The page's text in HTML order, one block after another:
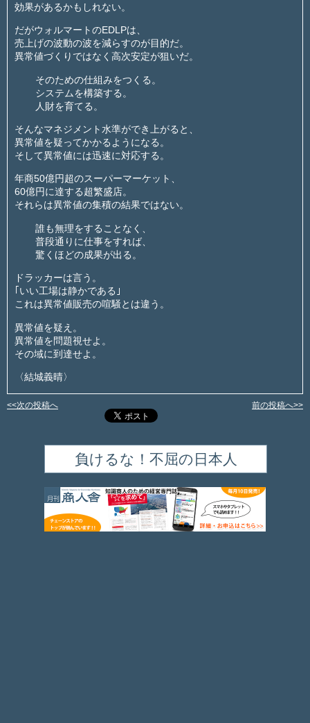
効果があるかもしれない。
だがウォルマートのEDLPは、
売上げの波動の波を減らすのが目的だ。
異常値づくりではなく高次安定が狙いだ。
そのための仕組みをつくる。
システムを構築する。
人財を育てる。
そんなマネジメント水準ができ上がると、
異常値を疑ってかかるようになる。
そして異常値には迅速に対応する。
年商50億円超のスーパーマーケット、
60億円に達する超繁盛店。
それらは異常値の集積の結果ではない。
誰も無理をすることなく、
普段通りに仕事をすれば、
驚くほどの成果が出る。
ドラッカーは言う。
｢いい工場は静かである｣
これは異常値販売の喧騒とは違う。
異常値を疑え。
異常値を問題視せよ。
その域に到達せよ。
〈結城義晴〉
<<次の投稿へ 前の投稿へ>>
負けるな！不屈の日本人